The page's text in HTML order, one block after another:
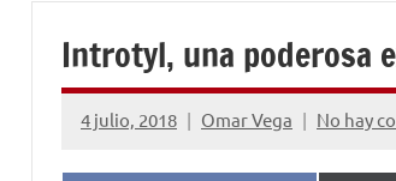
Introtyl, una poderosa
4 julio, 2018 Omar Vega No hay